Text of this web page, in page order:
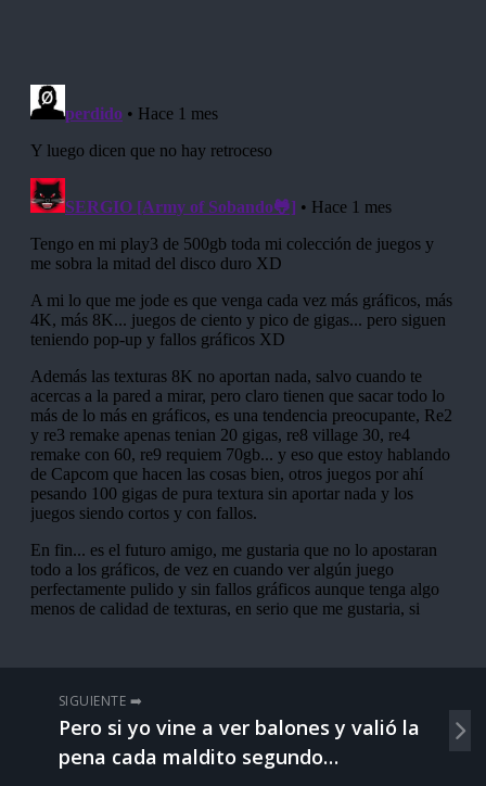
SIGUIENTE ➡️
Pero si yo vine a ver balones y valió la
pena cada maldito segundo…